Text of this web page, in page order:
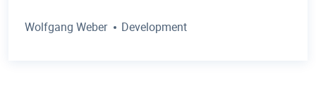
Wolfgang Weber Development